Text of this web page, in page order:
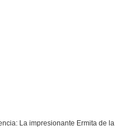
La impresionante Ermita de la